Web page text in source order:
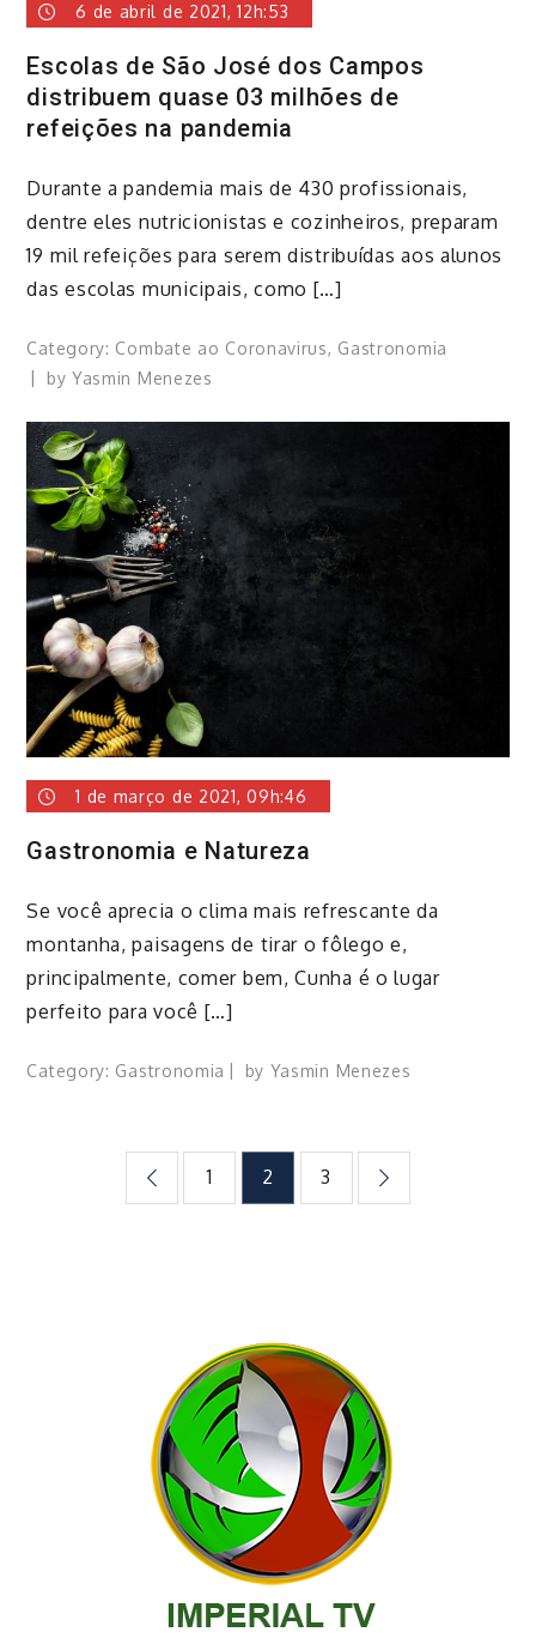
6 de abril de 2021, 12h:53
Escolas de São José dos Campos
distribuem quase 03 milhões de
refeições na pandemia
​Durante a pandemia mais de 430 profissionais,
dentre eles nutricionistas e cozinheiros, preparam
19 mil refeições para serem distribuídas aos alunos
das escolas municipais, como […]
Category: Combate ao Coronavirus, Gastronomia
by Yasmin Menezes
1 de março de 2021, 09h:46
Gastronomia e Natureza
Se você aprecia o clima mais refrescante da
montanha, paisagens de tirar o fôlego e,
principalmente, comer bem, Cunha é o lugar
perfeito para você […]
Category: Gastronomia by Yasmin Menezes
Paginação
1 2 3